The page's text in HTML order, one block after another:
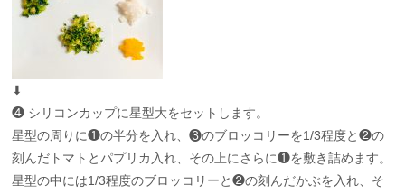
⬇︎
❹ シリコンカップに星型大をセットします。
星型の周りに❶の半分を入れ、❸のブロッコリーを1/3程度と❷の
刻んだトマトとパプリカ入れ、その上にさらに❶を敷き詰めます。
星型の中には1/3程度のブロッコリーと❷の刻んだかぶを入れ、そ